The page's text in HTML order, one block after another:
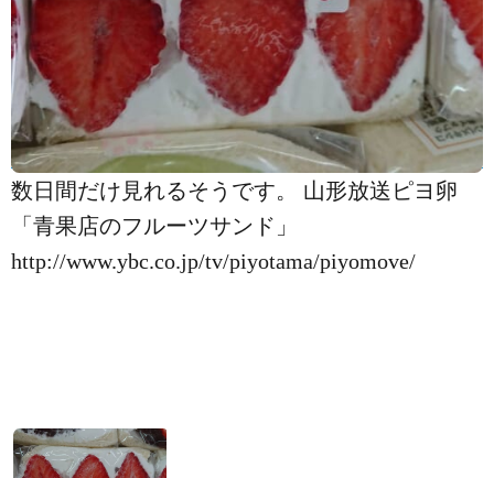
数日間だけ見れるそうです。 山形放送ピヨ卵
「青果店のフルーツサンド」
http://www.ybc.co.jp/tv/piyotama/piyomove/